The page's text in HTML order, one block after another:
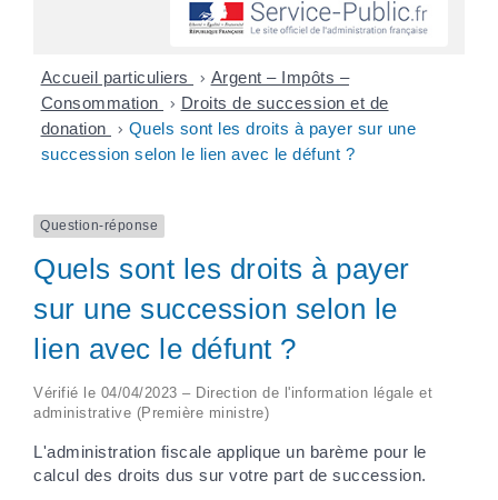
Accueil particuliers > Argent – Impôts –
Consommation
> Droits de succession et de
donation
> Quels sont les droits à payer sur une
succession selon le lien avec le défunt ?
Question-réponse
Quels sont les droits à payer
sur une succession selon le
lien avec le défunt ?
Vérifié le 04/04/2023 – Direction de l'information légale et
administrative (Première ministre)
L'administration fiscale applique un barème pour le
calcul des droits dus sur votre part de succession.